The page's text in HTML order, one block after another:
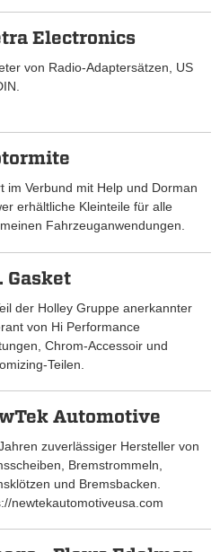
Electronics
von Radio-Adaptersätzen, US
im Verbund mit Help und Dorman
erhältliche Kleinteile für alle
Fahrzeuganwendungen.
Gasket
der Holley Gruppe anerkannter
von Hi Performance
Chrom-Accessoir und
Teilen.
Automotive
zuverlässiger Hersteller von
Bremstrommeln,
und Bremsbacken.
newtekautomotiveusa.com